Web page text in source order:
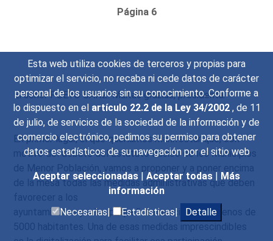
Esta web utiliza cookies de terceros y propias para
optimizar el servicio, no recaba ni cede datos de carácter
personal de los usuarios sin su conocimiento. Conforme a
lo dispuesto en el artículo 22.2 de la Ley 34/2002 , de 11
de julio, de servicios de la sociedad de la información y de
comercio electrónico, pedimos su permiso para obtener
datos estadísticos de su navegación por el sitio web
Aceptar seleccionadas | Aceptar todas | Más
información
Necesarias|
Estadísticas| Detalle
Página 6
El señor PUEYO SANZ: Muitas grazias, presidenta.
En primer lugar, sí que queríamos manifestar que, con
motivo del debate del Estatuto Básico de los Municipios
de Menor Población, vamos a proponer y a poner encima
de la mesa todas las medidas administrativas que deben
favorecer a los
ayuntamientos y a los pequeños municipios de menos de
5000 habitantes. Una de esas medidas imprescindibles